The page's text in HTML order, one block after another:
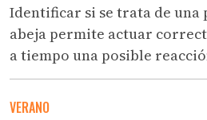
Identificar si se trata de una
abeja permite actuar
a tiempo una posible
VERANO